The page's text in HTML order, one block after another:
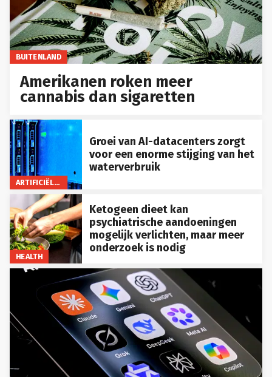
BUITENLAND
Amerikanen roken meer
cannabis dan sigaretten
ARTIFICIËLE INTELLIGENTIE
Groei van AI-datacenters zorgt
voor een enorme stijging van het
waterverbruik
HEALTH
Ketogeen dieet kan
psychiatrische aandoeningen
mogelijk verlichten, maar meer
onderzoek is nodig